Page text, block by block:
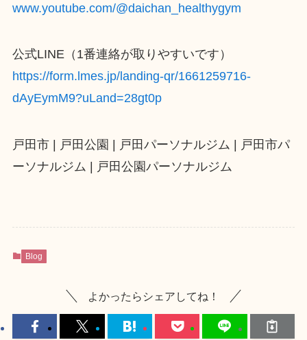
www.youtube.com/@daichan_healthygym
公式LINE（1番連絡が取りやすいです）
https://form.lmes.jp/landing-qr/1661259716-
dAyEymM9?uLand=28gt0p
戸田市 | 戸田公園 | 戸田パーソナルジム | 戸田市パ
ーソナルジム | 戸田公園パーソナルジム
Blog
よかったらシェアしてね！